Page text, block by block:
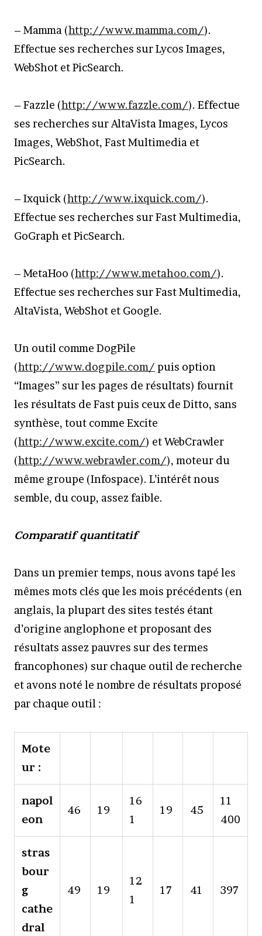
– Mamma (http://www.mamma.com/).
Effectue ses recherches sur Lycos Images,
WebShot et PicSearch.
– Fazzle (http://www.fazzle.com/). Effectue
ses recherches sur AltaVista Images, Lycos
Images, WebShot, Fast Multimedia et
PicSearch.
– Ixquick (http://www.ixquick.com/).
Effectue ses recherches sur Fast Multimedia,
GoGraph et PicSearch.
– MetaHoo (http://www.metahoo.com/).
Effectue ses recherches sur Fast Multimedia,
AltaVista, WebShot et Google.
Un outil comme DogPile
(http://www.dogpile.com/ puis option
“Images” sur les pages de résultats) fournit
les résultats de Fast puis ceux de Ditto, sans
synthèse, tout comme Excite
(http://www.excite.com/) et WebCrawler
(http://www.webrawler.com/), moteur du
même groupe (Infospace). L’intérêt nous
semble, du coup, assez faible.
Comparatif quantitatif
Dans un premier temps, nous avons tapé les
mêmes mots clés que les mois précédents (en
anglais, la plupart des sites testés étant
d’origine anglophone et proposant des
résultats assez pauvres sur des termes
francophones) sur chaque outil de recherche
et avons noté le nombre de résultats proposé
par chaque outil :
Mote
ur :
napol
eon
46 19
16
1
19 45
11
400
stras
bour
g
cathe
dral
49 19
12
1
17 41 397